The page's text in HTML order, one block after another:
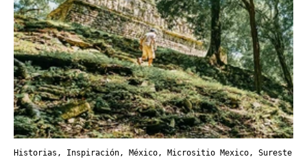
Historias , Inspiración , México , Micrositio Mexico , Sureste